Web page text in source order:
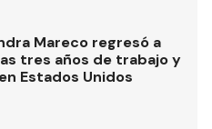
Mareco regresó a
tres años de trabajo y
Estados Unidos